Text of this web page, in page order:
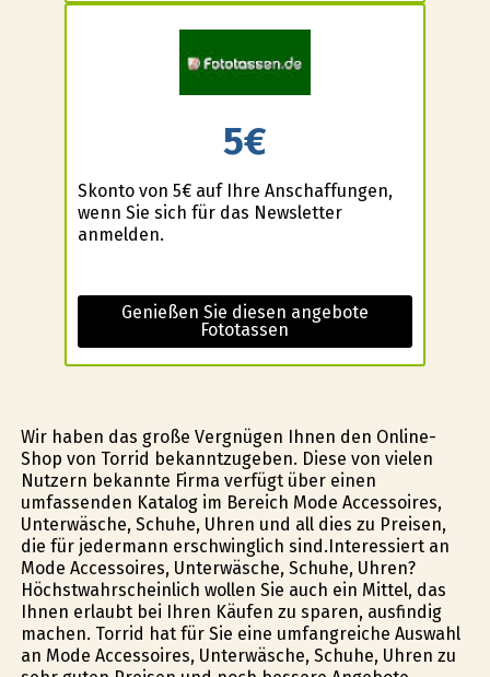
5€
Skonto von 5€ auf Ihre Anschaffungen,
wenn Sie sich für das Newsletter
anmelden.
Genießen Sie diesen angebote
Fototassen
Wir haben das große Vergnügen Ihnen den Online-
Shop von Torrid bekanntzugeben. Diese von vielen
Nutzern bekannte Firma verfügt über einen
umfassenden Katalog im Bereich Mode Accessoires,
Unterwäsche, Schuhe, Uhren und all dies zu Preisen,
die für jedermann erschwinglich sind.Interessiert an
Mode Accessoires, Unterwäsche, Schuhe, Uhren?
Höchstwahrscheinlich wollen Sie auch ein Mittel, das
Ihnen erlaubt bei Ihren Käufen zu sparen, ausfindig
machen. Torrid hat für Sie eine umfangreiche Auswahl
an Mode Accessoires, Unterwäsche, Schuhe, Uhren zu